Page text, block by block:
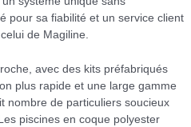
pour sa fiabilité et un service client
de Magiline.
avec des kits préfabriqués
plus rapide et une large gamme
nombre de particuliers soucieux
piscines en coque polyester